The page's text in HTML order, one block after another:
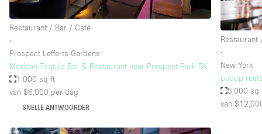
Kledingrek
Restaurant / Bar / Café
∙
Prospect Lefferts Gardens
Mexican Tequila Bar & Restaurant near Prospect Park BK
1,000 sq ft
van $6,000 per dag
SNELLE ANTWOORDER
Restaurant
∙
New York
popup
5,000 sq
van